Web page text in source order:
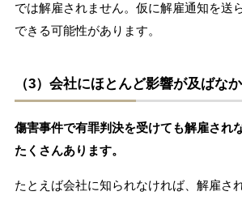
では解雇されません。仮に解雇通知を送
できる可能性があります。
（3）会社にほとんど影響が及ばな
傷害事件で有罪判決を受けても解雇され
たくさんあります。
たとえば会社に知られなければ、解雇さ